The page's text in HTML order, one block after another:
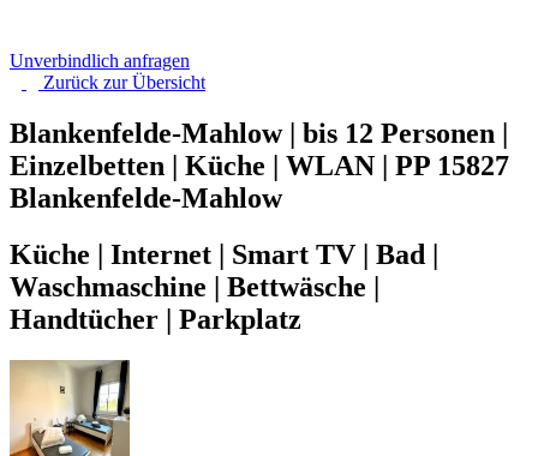
Unverbindlich anfragen
Zurück zurÜbersicht
Blankenfelde-Mahlow | bis 12 Personen |
Einzelbetten | Küche | WLAN | PP 15827
Blankenfelde-Mahlow
Küche | Internet | Smart TV | Bad |
Waschmaschine | Bettwäsche |
Handtücher | Parkplatz